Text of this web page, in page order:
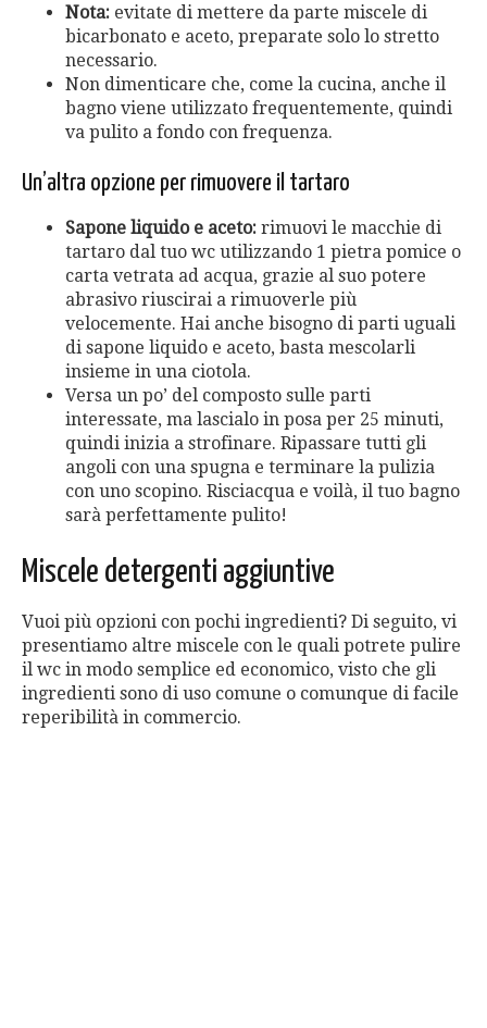
Nota: evitate di mettere da parte miscele di
bicarbonato e aceto, preparate solo lo stretto
necessario.
Non dimenticare che, come la cucina, anche il
bagno viene utilizzato frequentemente, quindi
va pulito a fondo con frequenza.
Un’altra opzione per rimuovere il tartaro
Sapone liquido e aceto: rimuovi le macchie di
tartaro dal tuo wc utilizzando 1 pietra pomice o
carta vetrata ad acqua, grazie al suo potere
abrasivo riuscirai a rimuoverle più
velocemente. Hai anche bisogno di parti uguali
di sapone liquido e aceto, basta mescolarli
insieme in una ciotola.
Versa un po’ del composto sulle parti
interessate, ma lascialo in posa per 25 minuti,
quindi inizia a strofinare. Ripassare tutti gli
angoli con una spugna e terminare la pulizia
con uno scopino. Risciacqua e voilà, il tuo bagno
sarà perfettamente pulito!
Miscele detergenti aggiuntive
Vuoi più opzioni con pochi ingredienti? Di seguito, vi
presentiamo altre miscele con le quali potrete pulire
il wc in modo semplice ed economico, visto che gli
ingredienti sono di uso comune o comunque di facile
reperibilità in commercio.